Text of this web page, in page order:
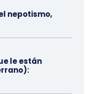
nepotismo,
le están